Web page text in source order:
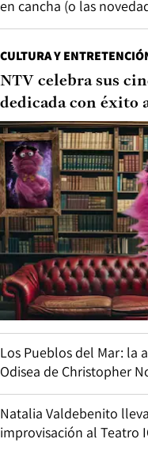
en cancha (o las
CULTURA Y
NTV celebra sus
dedicada con éxito
Los Pueblos del Mar: la
Odisea de Christopher
Natalia Valdebenito
improvisación al Teatro